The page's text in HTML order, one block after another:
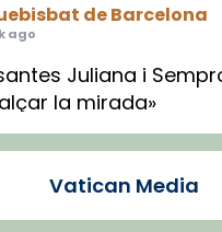
de Barcelona
ago
Juliana i
la mirada»
Gordo, bisbe de
Mataró.Vatican Media